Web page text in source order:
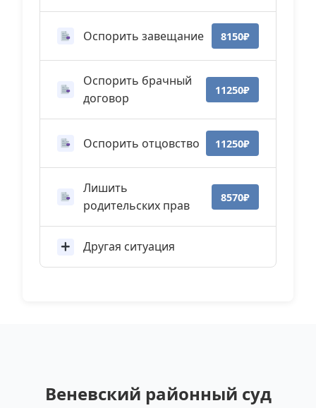
Оспорить завещание 8150₽
Оспорить брачный
договор
11250₽
Оспорить отцовство 11250₽
Лишить
родительских прав
8570₽
Другая ситуация
Веневский районный суд